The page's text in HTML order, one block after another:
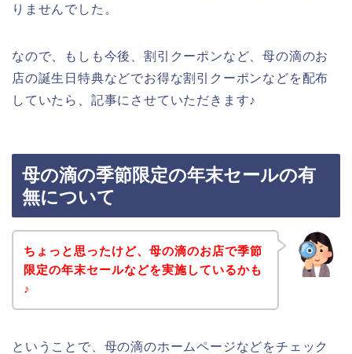
りませんでした。
なので、もしも今後、割引クーポンなど、母の滴のお
店の誕生日特典などでお得な割引クーポンなどを配布
していたら、記事にさせていただきます♪
母の滴の季節限定の年末セールの有
無について
ちょっと思ったけど、母の滴のお店で季節
限定の年末セールなどを実施しているかも
♪
ということで、母の滴のホームページなどをチェック